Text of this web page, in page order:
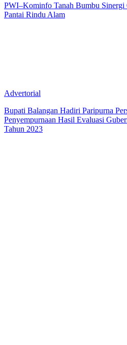
PWI–Kominfo Tanah Bumbu Sinergi
Pantai Rindu Alam
Advertorial
Bupati Balangan Hadiri Paripurna
Penyempurnaan Hasil Evaluasi
Tahun 2023